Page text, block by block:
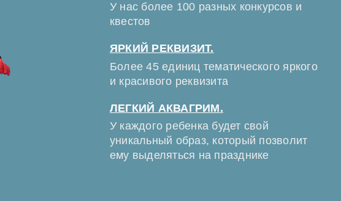
У нас более 100 разных конкурсов и
квестов
ЯРКИЙ РЕКВИЗИТ.
Более 45 единиц тематического яркого
и красивого реквизита
ЛЕГКИЙ АКВАГРИМ.
У каждого ребенка будет свой
уникальный образ, который позволит
ему выделяться на празднике